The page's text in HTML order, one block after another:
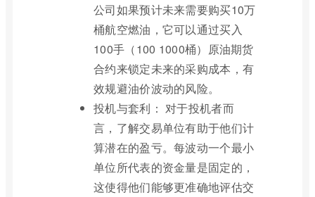
公司如果预计未来需要购买10万
桶航空燃油，它可以通过买入
100手（100 1000桶）原油期货
合约来锁定未来的采购成本，有
效规避油价波动的风险。
投机与套利： 对于投机者而
言，了解交易单位有助于他们计
算潜在的盈亏。每波动一个最小
单位所代表的资金量是固定的，
这使得他们能够更准确地评估交